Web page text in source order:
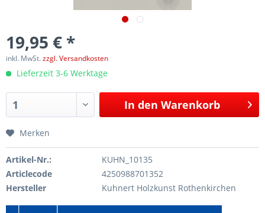
19,95 € *
inkl. MwSt.zzgl. Versandkosten
Lieferzeit 3-6 Werktage
In den Warenkorb
Merken
Artikel-Nr.:
KUHN_10135
Articlecode
4250988701352
Hersteller
Kuhnert Holzkunst Rothenkirchen